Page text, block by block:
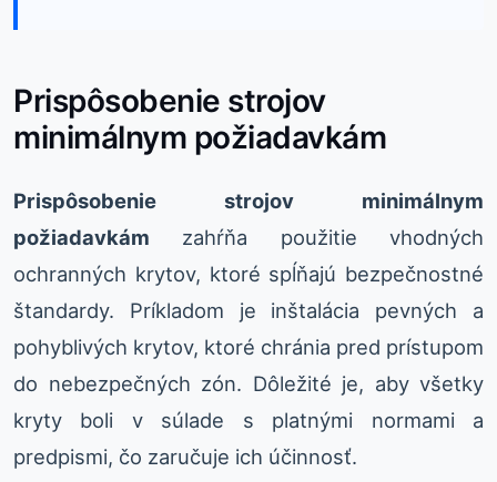
Prispôsobenie strojov
minimálnym požiadavkám
Prispôsobenie strojov minimálnym
požiadavkám zahŕňa použitie vhodných
ochranných krytov, ktoré spĺňajú bezpečnostné
štandardy. Príkladom je inštalácia pevných a
pohyblivých krytov, ktoré chránia pred prístupom
do nebezpečných zón. Dôležité je, aby všetky
kryty boli v súlade s platnými normami a
predpismi, čo zaručuje ich účinnosť.